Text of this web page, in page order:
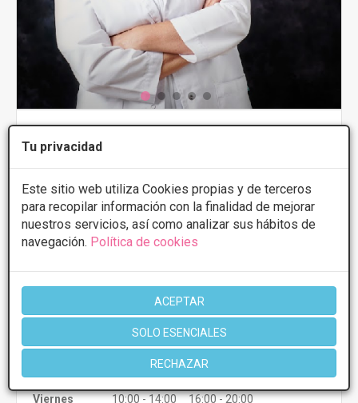
Tu privacidad
Este sitio web utiliza Cookies propias y de terceros
para recopilar información con la finalidad de mejorar
nuestros servicios, así como analizar sus hábitos de
navegación. Política de cookies
ACEPTAR
SOLO ESENCIALES
RECHAZAR
3.4
Aumentar pectorales
Desde 2000€
Presupuestos con
CONSULTAR/CITA/PRESUPUESTO
10:00 - 14:00 16:00 - 20:00
Martes
10:00 - 14:00 16:00 - 20:00
10:00 - 14:00 16:00 - 20:00
Viernes
10:00 - 14:00 16:00 - 20:00